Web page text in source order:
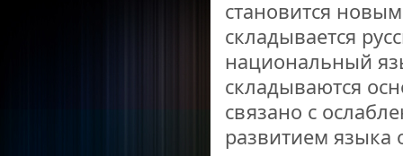
становится
складывается
национальный
складываются
связано с
развитием